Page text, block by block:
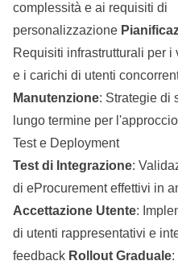
complessità e ai requisiti di
personalizzazione
Requisiti infrastrutturali per
e i carichi di utenti
Manutenzione: Strategie di
lungo termine per
Test e Deployment
Test di Integrazione:
di eProcurement effettivi in
Accettazione Utente:
di utenti rappresentativi e
feedback Rollout Graduale: